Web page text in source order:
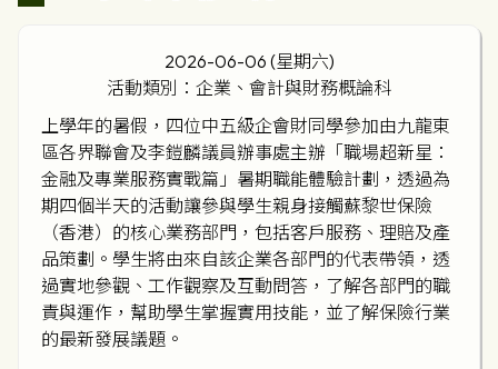
2026-06-06 (星期六)
活動類別：企業、會計與財務概論科
上學年的暑假，四位中五級企會財同學參加由九龍東
區各界聯會及李鎧麟議員辦事處主辦「職場超新星：
金融及專業服務實戰篇」暑期職能體驗計劃，透過為
期四個半天的活動讓參與學生親身接觸蘇黎世保險
（香港）的核心業務部門，包括客戶服務、理賠及產
品策劃。學生將由來自該企業各部門的代表帶領，透
過實地參觀、工作觀察及互動問答，了解各部門的職
責與運作，幫助學生掌握實用技能，並了解保險行業
的最新發展議題。